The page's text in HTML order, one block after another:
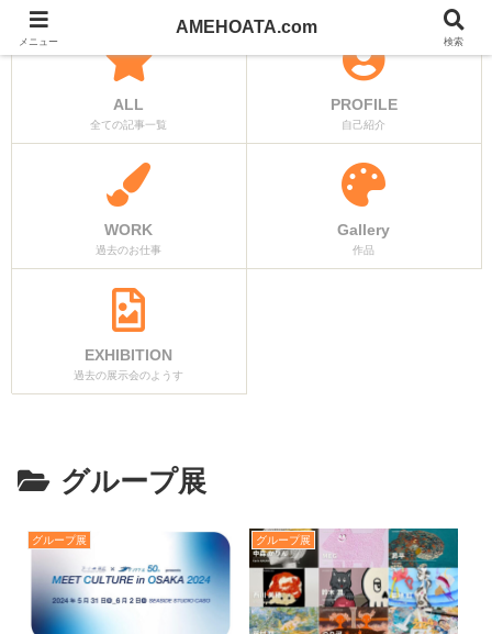
ALL
全ての記事一覧
PROFILE
自己紹介
WORK
過去のお仕事
Gallery
作品
EXHIBITION
過去の展示会のようす
グループ展
グループ展 グループ展
メニュー
AMEHOATA.com
検索